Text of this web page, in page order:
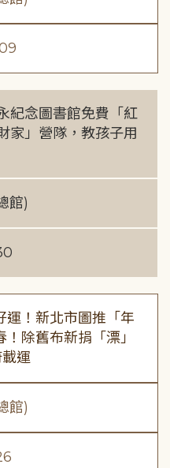
紀念圖書館免費「紅
家」營隊，教孩子用
館)
運！新北市圖推「年
除舊布新捐「漂」
運
館)